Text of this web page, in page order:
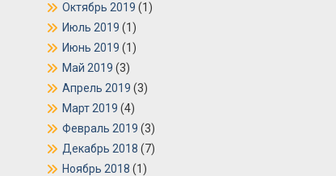
Октябрь 2019 (1)
Июль 2019 (1)
Июнь 2019 (1)
Май 2019 (3)
Апрель 2019 (3)
Март 2019 (4)
Февраль 2019 (3)
Декабрь 2018 (7)
Ноябрь 2018 (1)